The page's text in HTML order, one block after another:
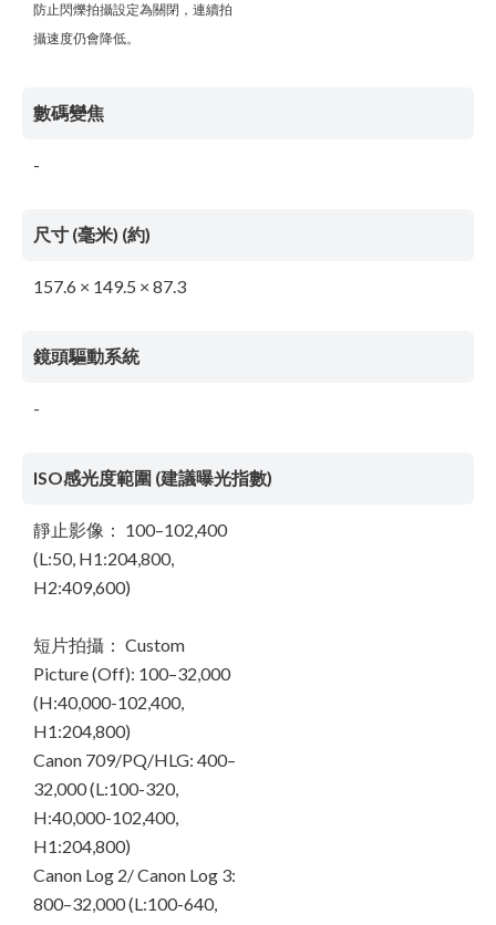
防止閃爍拍攝設定為關閉，連續拍
攝速度仍會降低。
數碼變焦
-
尺寸 (毫米) (約)
157.6 × 149.5 × 87.3
鏡頭驅動系統
-
ISO感光度範圍 (建議曝光指數)
靜止影像： 100–102,400
(L:50, H1:204,800,
H2:409,600)
短片拍攝： Custom
Picture (Off): 100–32,000
(H:40,000-102,400,
H1:204,800)
Canon 709/PQ/HLG: 400–
32,000 (L:100-320,
H:40,000-102,400,
H1:204,800)
Canon Log 2/ Canon Log 3:
800–32,000 (L:100-640,